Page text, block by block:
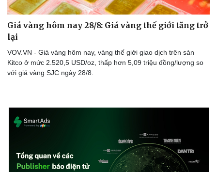
Thông tin doanh nghiệp
Doanh nghiệp 24h
Doanh nhân
Sành điệu
Giá vàng hôm nay 28/8: Giá vàng thế giới tăng trở
lại
VOV.VN - Giá vàng hôm nay, vàng thế giới giao dịch trên sàn
Kitco ở mức 2.520,5 USD/oz, thấp hơn 5,09 triệu đồng/lượng so
với giá vàng SJC ngày 28/8.